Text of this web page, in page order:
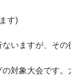
す)
いますが、その
対象大会です